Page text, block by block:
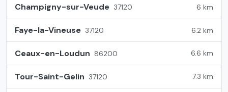
Champigny-sur-Veude 37120 6 km
Faye-la-Vineuse 37120 6.2 km
Ceaux-en-Loudun 86200 6.6 km
Tour-Saint-Gelin 37120 7.3 km